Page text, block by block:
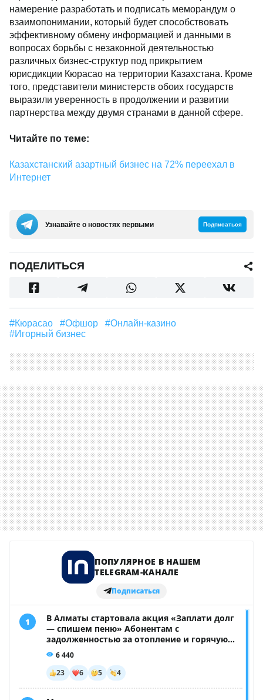
намерение разработать и подписать меморандум о
взаимопонимании, который будет способствовать
эффективному обмену информацией и данными в
вопросах борьбы с незаконной деятельностью
различных бизнес-структур под прикрытием
юрисдикции Кюрасао на территории Казахстана. Кроме
того, представители министерств обоих государств
выразили уверенность в продолжении и развитии
партнерства между двумя странами в данной сфере.
Читайте по теме:
Казахстанский азартный бизнес на 72% переехал в
Интернет
Узнавайте о новостях первыми Подписаться
ПОДЕЛИТЬСЯ
#Кюрасао #Офшор
#онлайн-казино
#игорный бизнес